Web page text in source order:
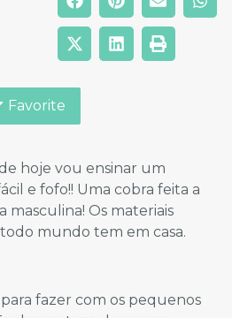
Favorite
hoje vou ensinar um
e fofo!! Uma cobra feita a
masculina! Os materiais
mundo tem em casa.
fazer com os pequenos